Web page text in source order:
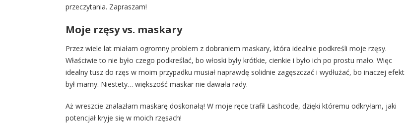
przeczytania. Zapraszam!
Moje rzęsy vs. maskary
Przez wiele lat miałam ogromny problem z dobraniem maskary, która idealnie podkreśli moje rzęsy.
Właściwie to nie było czego podkreślać, bo włoski były krótkie, cienkie i było ich po prostu mało. Więc
idealny tusz do rzęs w moim przypadku musiał naprawdę solidnie zagęszczać i wydłużać, bo inaczej efekt
był marny. Niestety… większość maskar nie dawała rady.
Aż wreszcie znalazłam maskarę doskonałą! W moje ręce trafił Lashcode, dzięki któremu odkryłam, jaki
potencjał kryje się w moich rzęsach!